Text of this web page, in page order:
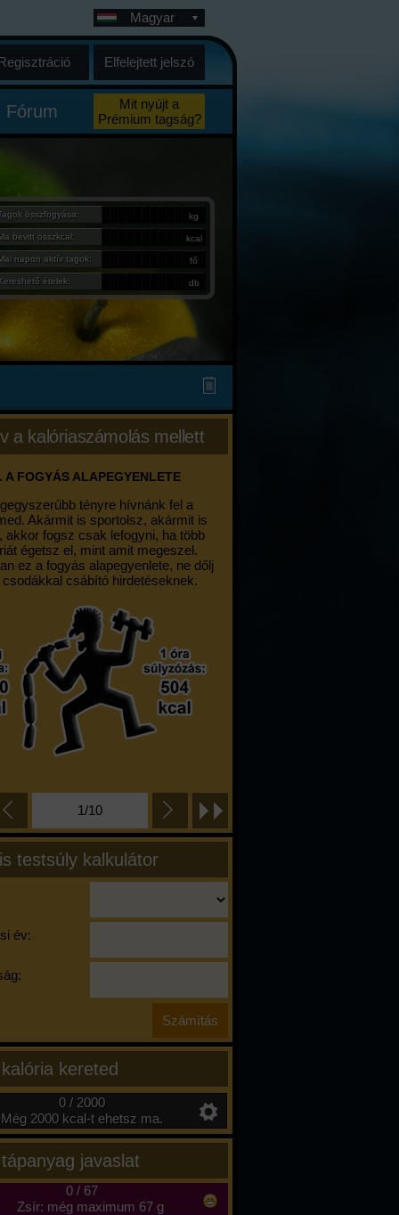
Magyar
Elfelejtett jelszó
Fórum
Mit nyújt a
Prémium tagság?
összfogyása: kg
bevitt összkcal: kcal
napon aktív tagok: fő
ételek: db
a kalóriaszámolás mellett
A FOGYÁS ALAPEGYENLETE
tényre hívnánk fel a
Akármit is sportolsz, akármit is
akkor fogsz csak lefogyni, ha több
égetsz el, mint amit megeszel.
ez a fogyás alapegyenlete, ne dőlj
csodákkal csábító hirdetéseknek.
1/10
testsúly kalkulátor
év:
kereted
0 / 2000
Még 2000 kcal-t ehetsz ma.
javaslat
0/ 67
Zsír: még maximum 67 g